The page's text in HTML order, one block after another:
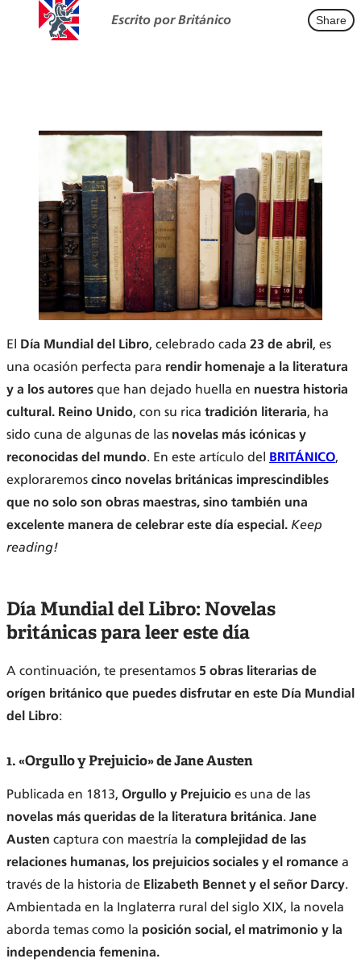
Escrito por Británico Share
El Día Mundial del Libro, celebrado cada 23 de abril, es
una ocasión perfecta para rendir homenaje a la literatura
y a los autores que han dejado huella en nuestra historia
cultural. Reino Unido, con su rica tradición literaria, ha
sido cuna de algunas de las novelas más icónicas y
reconocidas del mundo. En este artículo del BRITÁNICO,
exploraremos cinco novelas británicas imprescindibles
que no solo son obras maestras, sino también una
excelente manera de celebrar este día especial. Keep
reading!
Día Mundial del Libro: Novelas
británicas para leer este día
A continuación, te presentamos 5 obras literarias de
orígen británico que puedes disfrutar en este Día Mundial
del Libro:
1. «Orgullo y Prejuicio» de Jane Austen
Publicada en 1813, Orgullo y Prejuicio es una de las
novelas más queridas de la literatura británica. Jane
Austen captura con maestría la complejidad de las
relaciones humanas, los prejuicios sociales y el romance a
través de la historia de Elizabeth Bennet y el señor Darcy.
Ambientada en la Inglaterra rural del siglo XIX, la novela
aborda temas como la posición social, el matrimonio y la
independencia femenina.